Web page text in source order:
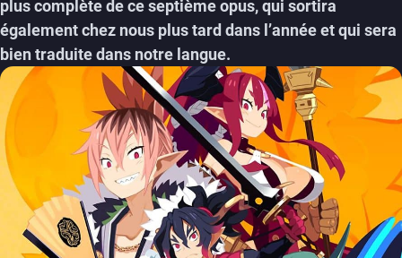
plus complète de ce septième opus, qui sortira
également chez nous plus tard dans l’année et qui sera
bien traduite dans notre langue.